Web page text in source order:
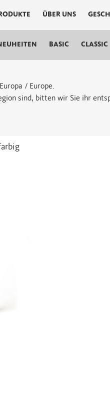
ÜBER UNS
BASIC CLASSIC
/ Europe.
sind, bitten wir Sie ihr